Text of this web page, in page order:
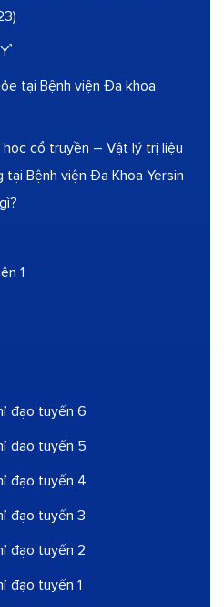
tại Bệnh viện Đa khoa
học cổ truyền – Vật lý trị liệu
tại Bệnh viện Đa Khoa Yersin
1
đạo tuyến 6
đạo tuyến 5
đạo tuyến 4
đạo tuyến 3
đạo tuyến 2
đạo tuyến 1